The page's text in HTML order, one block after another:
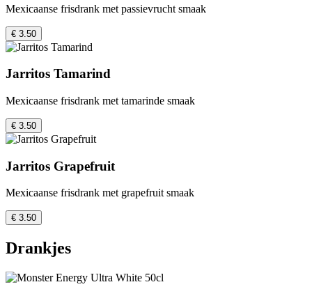
Mexicaanse frisdrank met passievrucht smaak
€ 3.50
Jarritos Tamarind
Mexicaanse frisdrank met tamarinde smaak
€ 3.50
Jarritos Grapefruit
Mexicaanse frisdrank met grapefruit smaak
€ 3.50
Drankjes